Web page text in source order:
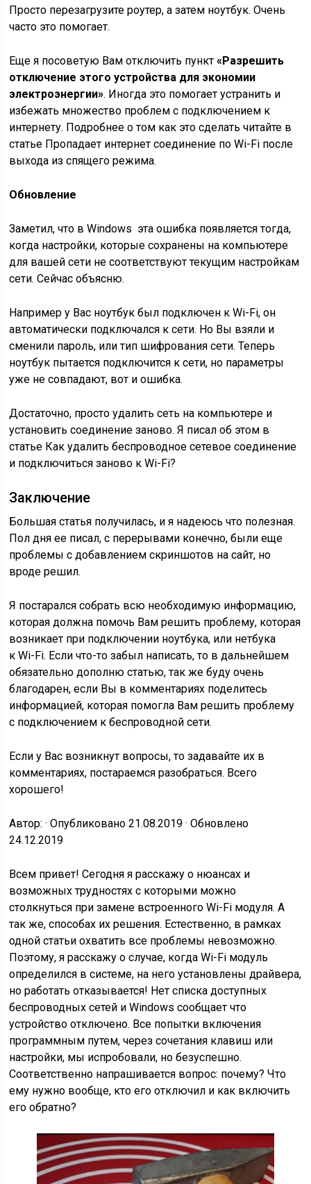
Просто перезагрузите роутер, а затем ноутбук. Очень
часто это помогает.
Еще я посоветую Вам отключить пункт«Разрешить
отключение этого устройства для экономии
электроэнергии». Иногда это помогает устранить и
избежать множество проблем с подключением к
интернету. Подробнее о том как это сделать читайте в
статье Пропадает интернет соединение по Wi-Fi после
выхода из спящего режима.
Обновление
Заметил, что в Windows эта ошибка появляется тогда,
когда настройки, которые сохранены на компьютере
для вашей сети не соответствуют текущим настройкам
сети. Сейчас объясню.
Например у Вас ноутбук был подключен к Wi-Fi, он
автоматически подключался к сети. Но Вы взяли и
сменили пароль, или тип шифрования сети. Теперь
ноутбук пытается подключится к сети, но параметры
уже не совпадают, вот и ошибка.
Достаточно, просто удалить сеть на компьютере и
установить соединение заново. Я писал об этом в
статье Как удалить беспроводное сетевое соединение
и подключиться заново к Wi-Fi?
Заключение
Большая статья получилась, и я надеюсь что полезная.
Пол дня ее писал, с перерывами конечно, были еще
проблемы с добавлением скриншотов на сайт, но
вроде решил.
Я постарался собрать всю необходимую информацию,
которая должна помочь Вам решить проблему, которая
возникает при подключении ноутбука, или нетбука
к Wi-Fi. Если что-то забыл написать, то в дальнейшем
обязательно дополню статью, так же буду очень
благодарен, если Вы в комментариях поделитесь
информацией, которая помогла Вам решить проблему
с подключением к беспроводной сети.
Если у Вас возникнут вопросы, то задавайте их в
комментариях, постараемся разобраться. Всего
хорошего!
Автор: · Опубликовано 21.08.2019 · Обновлено
24.12.2019
Всем привет! Сегодня я расскажу о нюансах и
возможных трудностях с которыми можно
столкнуться при замене встроенного Wi-Fi модуля. А
так же, способах их решения. Естественно, в рамках
одной статьи охватить все проблемы невозможно.
Поэтому, я расскажу о случае, когда Wi-Fi модуль
определился в системе, на него установлены драйвера,
но работать отказывается! Нет списка доступных
беспроводных сетей и Windows сообщает что
устройство отключено. Все попытки включения
программным путем, через сочетания клавиш или
настройки, мы испробовали, но безуспешно.
Соответственно напрашивается вопрос: почему? Что
ему нужно вообще, кто его отключил и как включить
его обратно?